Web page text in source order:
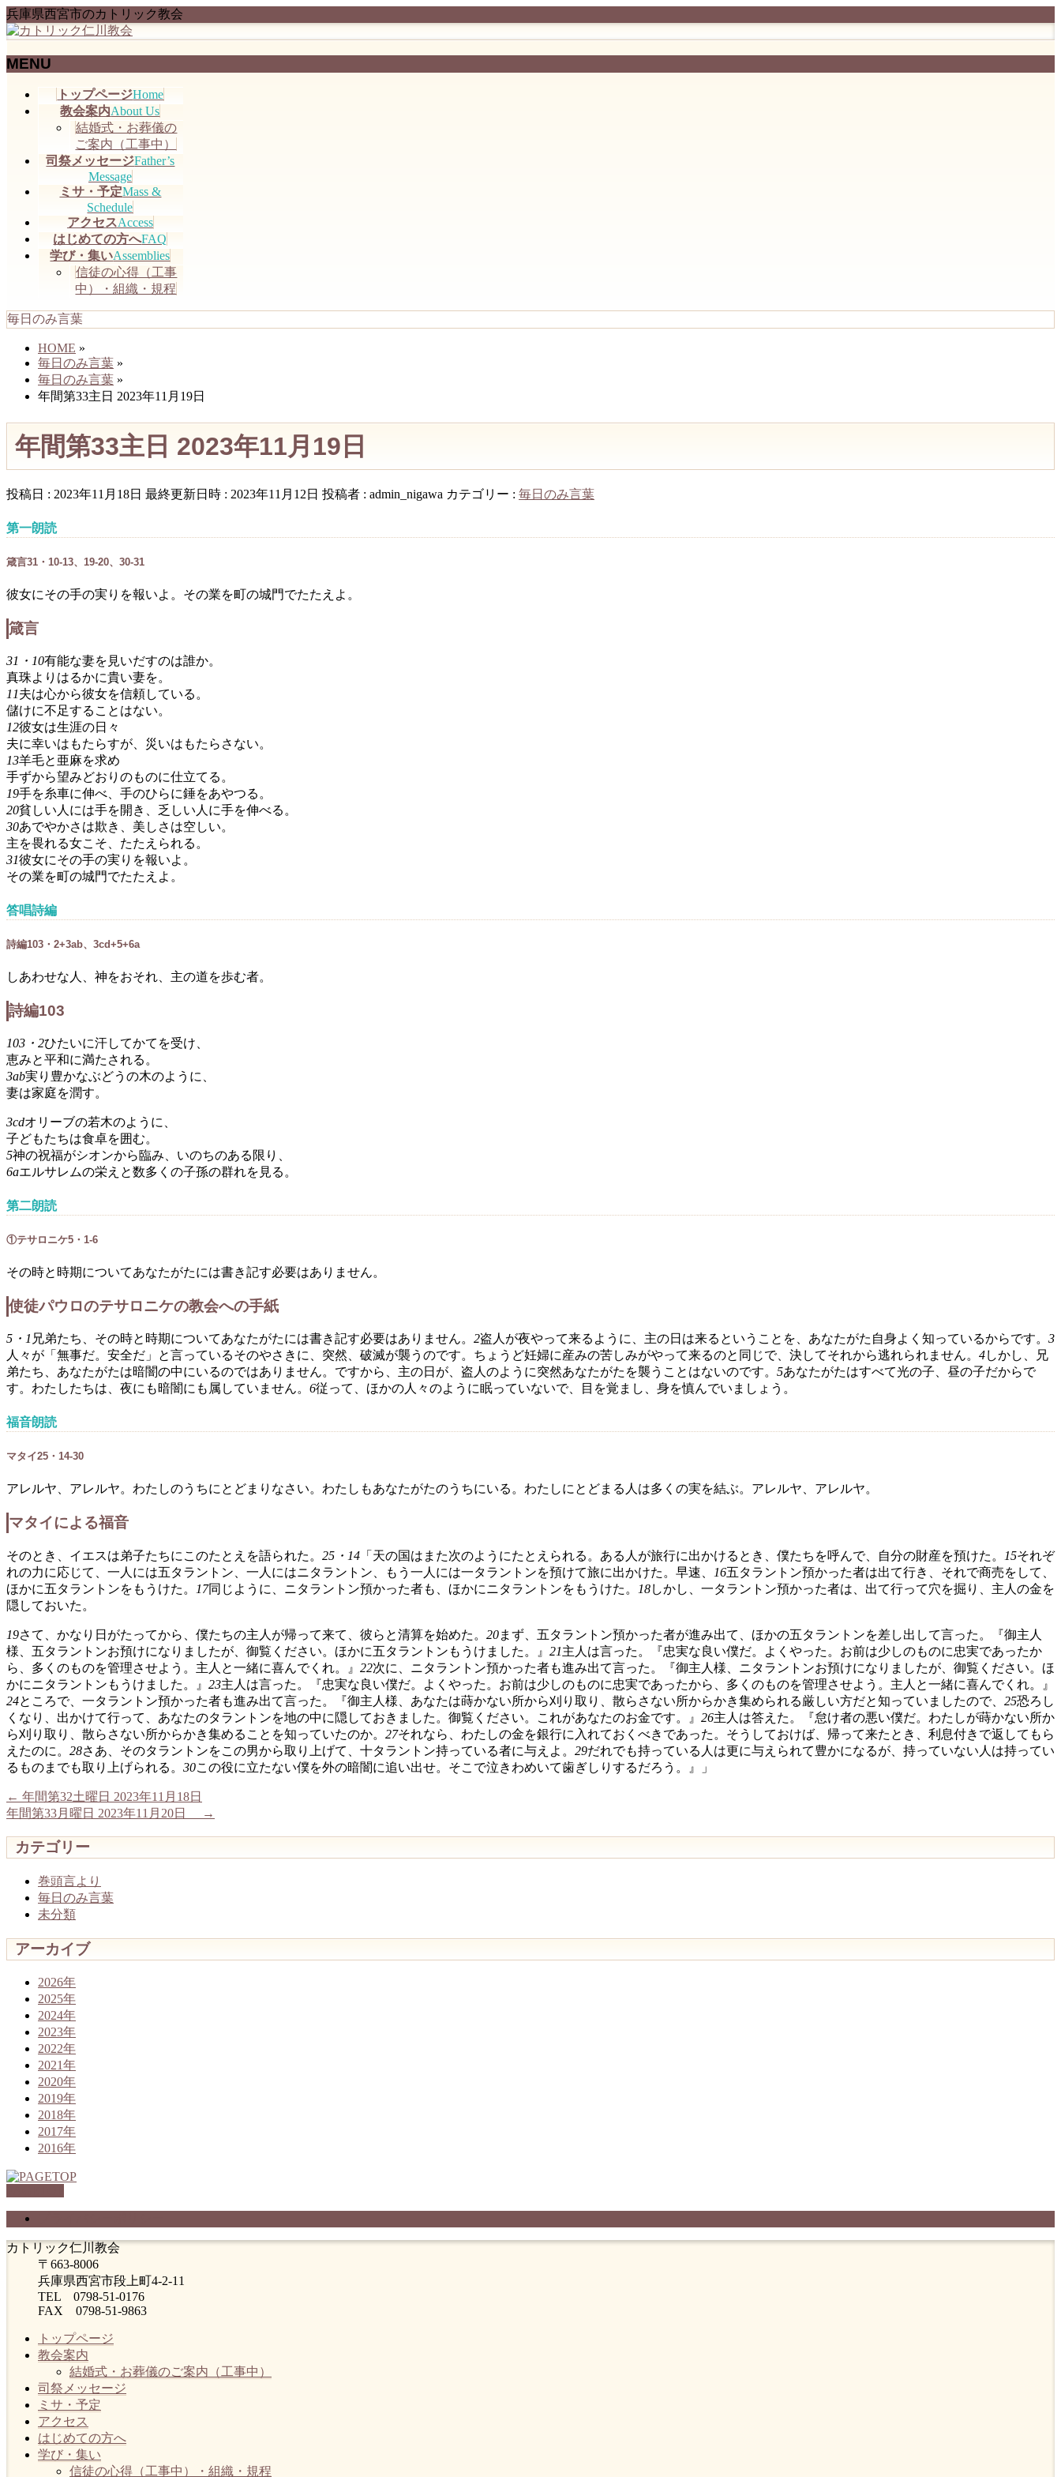
兵庫県西宮市のカトリック教会
MENU
トップページHome
教会案内About Us
結婚式・お葬儀の
ご案内（工事中）
司祭メッセージFather’s
Message
ミサ・予定Mass &
Schedule
アクセスAccess
はじめての方へFAQ
学び・集いAssemblies
信徒の心得（工事
中）・組織・規程
毎日のみ言葉
HOME »
毎日のみ言葉 »
毎日のみ言葉 »
年間第33主日 2023年11月19日
年間第33主日 2023年11月19日
投稿日 : 2023年11月18日 最終更新日時 : 2023年11月12日 投稿者 : admin_nigawa カテゴリー : 毎日のみ言葉
第一朗読
箴言31・10-13、19-20、30-31
彼女にその手の実りを報いよ。その業を町の城門でたたえよ。
箴言
31・10有能な妻を見いだすのは誰か。
真珠よりはるかに貴い妻を。
11夫は心から彼女を信頼している。
儲けに不足することはない。
12彼女は生涯の日々
夫に幸いはもたらすが、災いはもたらさない。
13羊毛と亜麻を求め
手ずから望みどおりのものに仕立てる。
19手を糸車に伸べ、手のひらに錘をあやつる。
20貧しい人には手を開き、乏しい人に手を伸べる。
30あでやかさは欺き、美しさは空しい。
主を畏れる女こそ、たたえられる。
31彼女にその手の実りを報いよ。
その業を町の城門でたたえよ。
答唱詩編
詩編103・2+3ab、3cd+5+6a
しあわせな人、神をおそれ、主の道を歩む者。
詩編103
103・2ひたいに汗してかてを受け、
恵みと平和に満たされる。
3ab実り豊かなぶどうの木のように、
妻は家庭を潤す。
3cdオリーブの若木のように、
子どもたちは食卓を囲む。
5神の祝福がシオンから臨み、いのちのある限り、
6aエルサレムの栄えと数多くの子孫の群れを見る。
第二朗読
①テサロニケ5・1-6
その時と時期についてあなたがたには書き記す必要はありません。
使徒パウロのテサロニケの教会への手紙
5・1 兄弟たち、その時と時期についてあなたがたには書き記す必要はありません。 2盗人が夜やって来るように、主の日は来るということを、あなたがた自身よく知っているからです。 3
人々が「無事だ。安全だ」と言っているそのやさきに、突然、破滅が襲うのです。ちょうど妊婦に産みの苦しみがやって来るのと同じで、決してそれから逃れられません。 4しかし、兄
弟たち、あなたがたは暗闇の中にいるのではありません。ですから、主の日が、盗人のように突然あなたがたを襲うことはないのです。 5あなたがたはすべて光の子、昼の子だからで
す。わたしたちは、夜にも暗闇にも属していません。 6従って、ほかの人々のように眠っていないで、目を覚まし、身を慎んでいましょう。
福音朗読
マタイ25・14-30
アレルヤ、アレルヤ。わたしのうちにとどまりなさい。わたしもあなたがたのうちにいる。わたしにとどまる人は多くの実を結ぶ。アレルヤ、アレルヤ。
マタイによる福音
そのとき、イエスは弟子たちにこのたとえを語られた。 25・14 「天の国はまた次のようにたとえられる。ある人が旅行に出かけるとき、僕たちを呼んで、自分の財産を預けた。 15それぞ
れの力に応じて、一人には五タラントン、一人にはニタラントン、もう一人には一タラントンを預けて旅に出かけた。早速、
16五タラントン預かった者は出て行き、それで商売をして、
ほかに五タラントンをもうけた。
17同じように、ニタラントン預かった者も、ほかにニタラントンをもうけた。 18しかし、一タラントン預かった者は、出て行って穴を掘り、主人の金を
隠しておいた。
19さて、かなり日がたってから、僕たちの主人が帰って来て、彼らと清算を始めた。 20まず、五タラントン預かった者が進み出て、ほかの五タラントンを差し出して言った。『御主人
様、五タラントンお預けになりましたが、御覧ください。ほかに五タラントンもうけました。』 21主人は言った。『忠実な良い僕だ。よくやった。お前は少しのものに忠実であったか
ら、多くのものを管理させよう。主人と一緒に喜んでくれ。』 22次に、ニタラントン預かった者も進み出て言った。『御主人様、ニタラントンお預けになりましたが、御覧ください。ほ
かにニタラントンもうけました。』 23主人は言った。『忠実な良い僕だ。よくやった。お前は少しのものに忠実であったから、多くのものを管理させよう。主人と一緒に喜んでくれ。』
24ところで、一タラントン預かった者も進み出て言った。『御主人様、あなたは蒔かない所から刈り取り、散らさない所からかき集められる厳しい方だと知っていましたので、 25恐ろし
くなり、出かけて行って、あなたのタラントンを地の中に隠しておきました。御覧ください。これがあなたのお金です。』 26主人は答えた。『怠け者の悪い僕だ。わたしが蒔かない所か
ら刈り取り、散らさない所からかき集めることを知っていたのか。 27それなら、わたしの金を銀行に入れておくべきであった。そうしておけば、帰って来たとき、利息付きで返してもら
えたのに。 28さあ、そのタラントンをこの男から取り上げて、十タラントン持っている者に与えよ。 29だれでも持っている人は更に与えられて豊かになるが、持っていない人は持ってい
るものまでも取り上げられる。 30この役に立たない僕を外の暗闇に追い出せ。そこで泣きわめいて歯ぎしりするだろう。』」
← 年間第32土曜日 2023年11月18日
年間第33月曜日 2023年11月20日
→
カテゴリー
巻頭言より
毎日のみ言葉
未分類
アーカイブ
2026年
2025年
2024年
2023年
2022年
2021年
2020年
2019年
2018年
2017年
2016年
カトリック仁川教会
〒663-8006
兵庫県西宮市段上町4-2-11
TEL 0798-51-0176
FAX 0798-51-9863
トップページ
教会案内
結婚式・お葬儀のご案内（工事中）
司祭メッセージ
ミサ・予定
アクセス
はじめての方へ
学び・集い
信徒の心得（工事中）・組織・規程